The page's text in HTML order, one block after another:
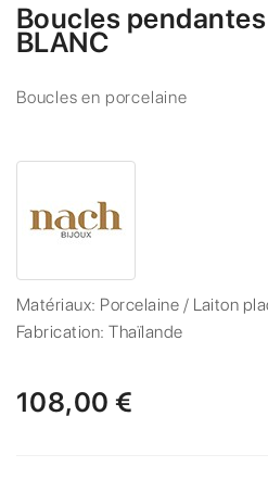
Boucles pendantes
BLANC
Boucles en porcelaine
Matériaux: Porcelaine / Laiton
Fabrication:Thaïlande
108,00 €